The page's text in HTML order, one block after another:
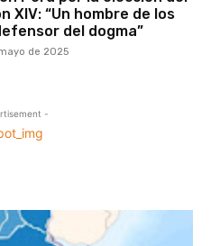
XIV: “Un hombre de los
del dogma”
de 2025
-